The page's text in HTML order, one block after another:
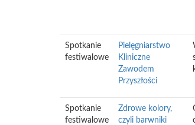
Spotkanie
festiwalowe
Pielęgniarstwo
Kliniczne
Zawodem
Przyszłości
Spotkanie
festiwalowe
Zdrowe kolory,
czyli barwniki